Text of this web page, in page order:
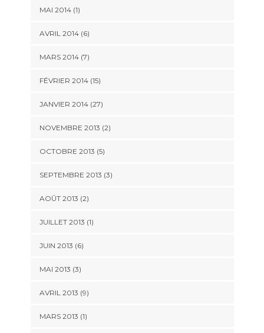
MAI 2014 (1)
AVRIL 2014 (6)
MARS 2014 (7)
FÉVRIER 2014 (15)
JANVIER 2014 (27)
NOVEMBRE 2013 (2)
OCTOBRE 2013 (5)
SEPTEMBRE 2013 (3)
AOÛT 2013 (2)
JUILLET 2013 (1)
JUIN 2013 (6)
MAI 2013 (3)
AVRIL 2013 (9)
MARS 2013 (1)